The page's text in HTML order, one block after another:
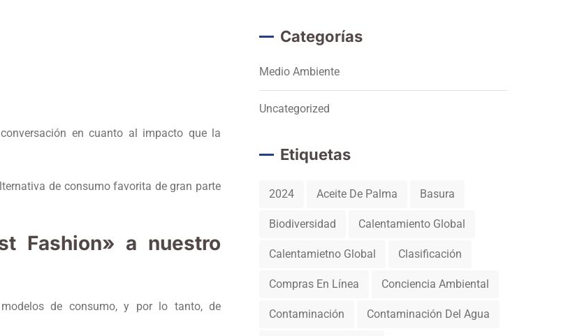
en cuanto al impacto que la
de consumo favorita de gran parte
Fashion» a nuestro
de consumo, y por lo tanto, de
Categorías
Medio Ambiente
Uncategorized
Etiquetas
2024 Aceite De Palma Basura
Biodiversidad Calentamiento Global
Calentamietno Global Clasificación
Compras En Línea Conciencia Ambiental
Contaminación Contaminación Del Agua